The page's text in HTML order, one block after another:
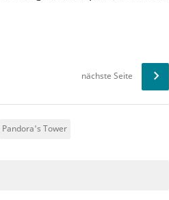
nächste Seite
Pandora's Tower